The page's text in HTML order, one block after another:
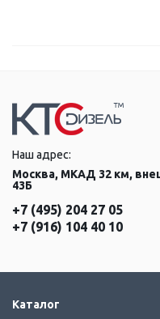
Наш адрес:
Москва, МКАД 32 км,
43Б
+7 (495) 204 27 05
+7 (916) 104 40 10
Каталог